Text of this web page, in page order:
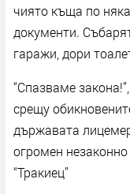
чиято къща по
документи.
гаражи, дори
“Спазваме
срещу
държавата
огромен
“Тракиец”